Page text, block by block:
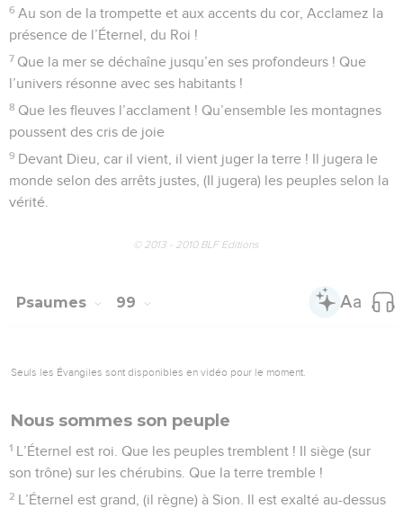
6 Au son de la trompette et aux accents du cor, Acclamez la
présence de l’Éternel, du Roi !
7 Que la mer se déchaîne jusqu’en ses profondeurs ! Que
l’univers résonne avec ses habitants !
8 Que les fleuves l’acclament ! Qu’ensemble les montagnes
poussent des cris de joie
9 Devant Dieu, car il vient, il vient juger la terre ! Il jugera le
monde selon des arrêts justes, (Il jugera) les peuples selon la
vérité.
© 2013 - 2010 BLF Editions
Psaumes 99
Seuls les Évangiles sont disponibles en vidéo pour le moment.
Nous sommes son peuple
1 L’Éternel est roi. Que les peuples tremblent ! Il siège (sur
son trône) sur les chérubins. Que la terre tremble !
2 L’Éternel est grand, (il règne) à Sion. Il est exalté au-dessus